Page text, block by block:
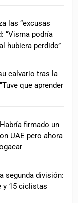
las “excusas
“Visma podría
hubiera perdido”
calvario tras la
que aprender
firmado un
UAE pero ahora
segunda división:
y 15 ciclistas